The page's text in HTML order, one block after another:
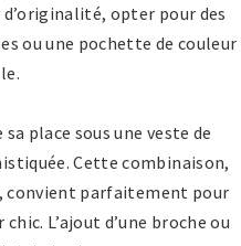
opter pour des
ou une pochette de couleur
place sous une veste de
Cette combinaison,
convient parfaitement pour
L’ajout d’une broche ou